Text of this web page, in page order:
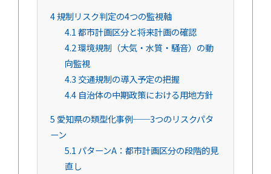
4規制リスク判定の4つの監視軸
4.1都市計画区分と将来計画の確認
4.2環境規制（大気・水質・騒音）の動
向監視
4.3 交通規制の導入予定の把握
4.4 自治体の中期政策における用地方針
5 愛知県の類型化事例──3つのリスクパタ
ーン
5.1 パターンA：都市計画区分の段階的見
直し